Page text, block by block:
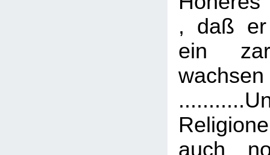
, daß er
ein
auch